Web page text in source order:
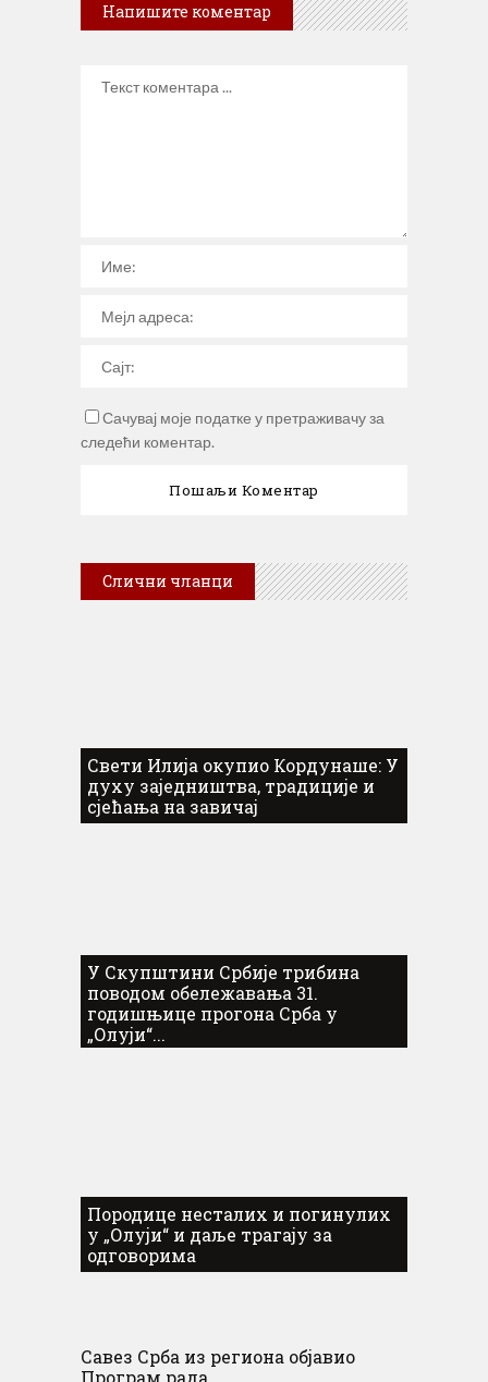
Напишите коментар
Сачувај моје податке у претраживачу за
следећи коментар.
Слични чланци
Свети Илија окупио Кордунаше: У
духу заједништва, традиције и
сјећања на завичај
У Скупштини Србије трибина
поводом обележавања 31.
годишњице прогона Срба у
„Олуји“...
Породице несталих и погинулих
у „Олуји“ и даље трагају за
одговорима
Савез Срба из региона објавио
Програм рада